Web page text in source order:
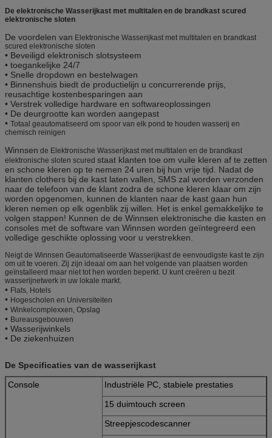
De elektronische Wasserijkast met multitalen en de brandkast scured
elektronische sloten
De voordelen van Elektronische Wasserijkast met multitalen en brandkast
scured elektronische sloten
• Beveiligd elektronisch slotsysteem
• toegankelijke 24/7
• Snelle dropdown en bestelwagen
• Binnenshuis biedt de productielijn u concurrerende prijs,
reusachtige kostenbesparingen aan
• Verstrek volledige hardware en softwareoplossingen
• De deurgrootte kan worden aangepast
• Totaal geautomatiseerd om spoor van elk pond te houden wasserij en
chemisch reinigen
Winnsen de Elektronische Wasserijkast met multitalen en de brandkast
elektronische sloten scured staat klanten toe om vuile kleren af te zetten
en schone kleren op te nemen 24 uren bij hun vrije tijd. Nadat de
klanten clothers bij de kast laten vallen, SMS zal worden verzonden
naar de telefoon van de klant zodra de schone kleren klaar om zijn
worden opgenomen, kunnen de klanten naar de kast gaan hun
kleren nemen op elk ogenblik zij willen. Het is enkel gemakkelijke te
volgen stappen! Kunnen de de Winnsen elektronische die kasten en
consoles met de software van Winnsen worden geïntegreerd een
volledige geschikte oplossing voor u verstrekken.
Neigt de Winnsen Geautomatiseerde Wasserijkast de eenvoudigste kast te zijn
om uit te voeren. Zij zijn ideaal om aan het volgende van plaatsen worden
geïnstalleerd maar niet tot hen worden beperkt. U kunt creëren u bezit
wasserijnetwerk in uw lokale markt.
• Flats, Hotels
• Hogescholen en Universiteiten
• Winkelcomplexxen, Opslag
• Bureausgebouwen
• Wasserijwinkels
• De ziekenhuizen
De Specificaties van de wasserijkast
Console
Industriële PC, stabiele prestaties
15 duimtouch screen
Streepjescodescanner